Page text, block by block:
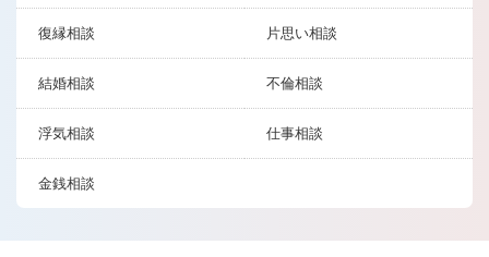
復縁相談 片思い相談
結婚相談 不倫相談
浮気相談 仕事相談
金銭相談